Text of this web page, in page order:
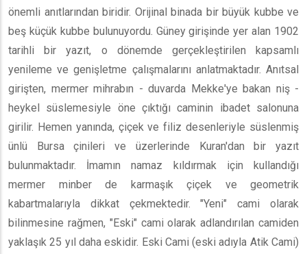
önemli anıtlarından biridir. Orijinal binada bir büyük kubbe ve
beş küçük kubbe bulunuyordu. Güney girişinde yer alan 1902
tarihli bir yazıt, o dönemde gerçekleştirilen kapsamlı
yenileme ve genişletme çalışmalarını anlatmaktadır. Anıtsal
girişten, mermer mihrabın - duvarda Mekke'ye bakan niş -
heykel süslemesiyle öne çıktığı caminin ibadet salonuna
girilir. Hemen yanında, çiçek ve filiz desenleriyle süslenmiş
ünlü Bursa çinileri ve üzerlerinde Kuran'dan bir yazıt
bulunmaktadır. İmamın namaz kıldırmak için kullandığı
mermer minber de karmaşık çiçek ve geometrik
kabartmalarıyla dikkat çekmektedir. "Yeni" cami olarak
bilinmesine rağmen, "Eski" cami olarak adlandırılan camiden
yaklaşık 25 yıl daha eskidir. Eski Cami (eski adıyla Atik Cami)